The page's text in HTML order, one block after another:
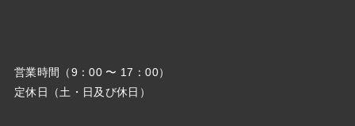
営業時間（9：00 〜 17：00）
定休日（土・日及び休日）